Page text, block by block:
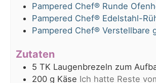
Pampered Chef® Runde
Pampered Chef® Edelstahl-
Pampered Chef® Verstellbare
Zutaten
5 TK Laugenbrezeln zum
200 g Käse Ich hatte Reste